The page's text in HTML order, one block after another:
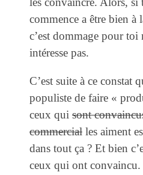
commence a être bien à
c’est dommage pour toi
intéresse pas.
C’est suite à ce constat
populiste de faire «
ceux qui sont
commercial les aiment
dans tout ça ? Et bien
ceux qui ont